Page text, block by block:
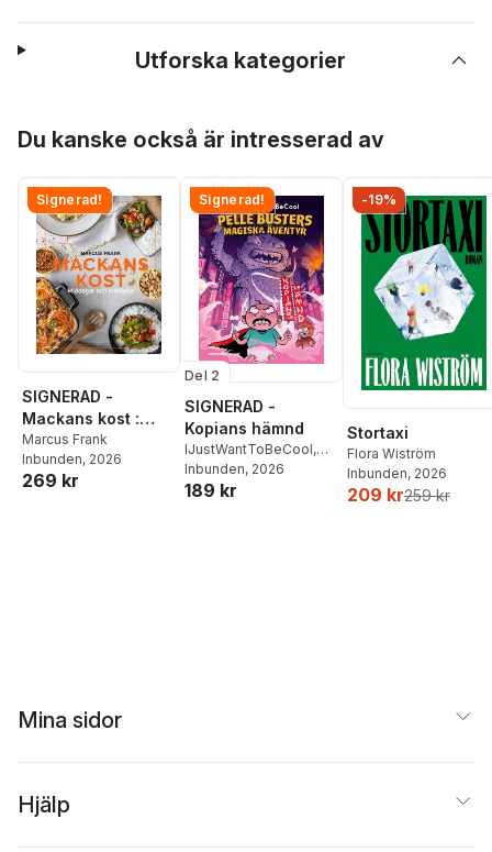
Utforska kategorier
Du kanske också är intresserad av
Signerad!
SIGNERAD -
Mackans kost :
Middagar och
matlådor
Marcus Frank
Inbunden, 2026
269 kr
Signerad!
Del 2
SIGNERAD -
Kopians hämnd
IJustWantToBeCool,
Joel Adolphson
Ejdemo Beer
Inbunden, 2026
189 kr
-19%
Stortaxi
Flora Wiström
Inbunden, 2026
209 kr259 kr
Mina sidor
Hjälp